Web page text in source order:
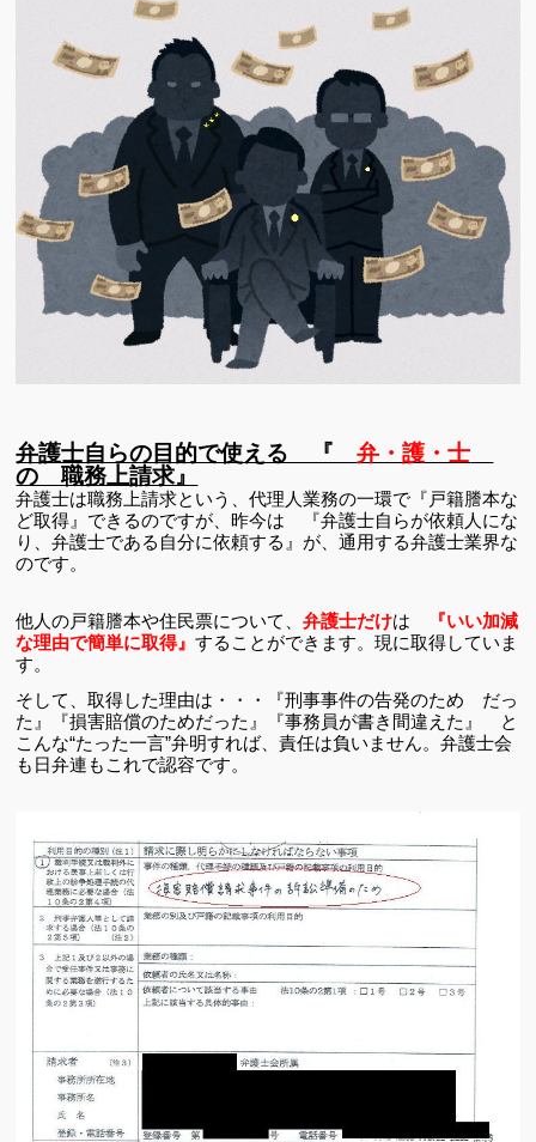
弁護士自らの目的で使える 『弁・護・士
の 職務上請求』
弁護士は職務上請求という、代理人業務の一環で『戸籍謄本な
ど取得』できるのですが、昨今は 『弁護士自らが依頼人にな
り、弁護士である自分に依頼する』が、通用する弁護士業界な
のです。
他人の戸籍謄本や住民票について、弁護士だけは
『いい加減
な理由で簡単に取得』することができます。現に取得していま
す。
そして、取得した理由は・・・『刑事事件の告発のため だっ
た』『損害賠償のためだった』『事務員が書き間違えた』 と
こんな“たった一言”弁明すれば、責任は負いません。弁護士会
も日弁連もこれで認容です。